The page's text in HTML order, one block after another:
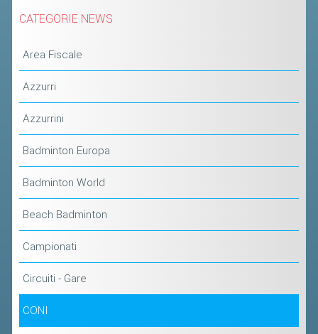
CATEGORIE NEWS
Area Fiscale
Azzurri
Azzurrini
Badminton Europa
Badminton World
Beach Badminton
Campionati
Circuiti - Gare
CONI